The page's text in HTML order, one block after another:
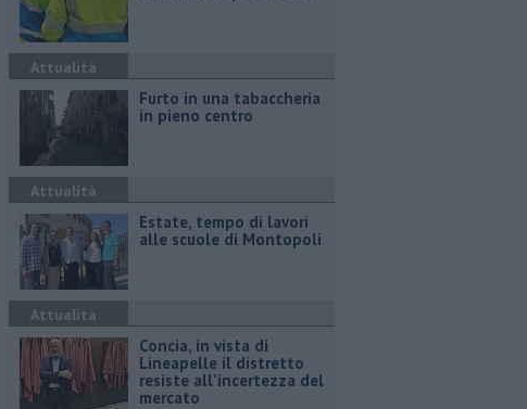
Attualità
Furto in una tabaccheria
in pieno centro
Attualità
Estate, tempo di lavori
alle scuole di Montopoli
Attualità
Concia, in vista di
Lineapelle il distretto
resiste all'incertezza del
mercato